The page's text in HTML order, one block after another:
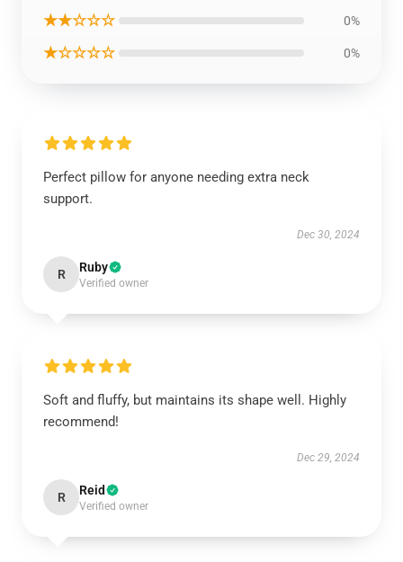
★★☆☆☆ 0%
★☆☆☆☆ 0%
Perfect pillow for anyone needing extra neck
support.
Dec 30, 2024
R Ruby
Verified owner
Soft and fluffy, but maintains its shape well. Highly
recommend!
Dec 29, 2024
R Reid
Verified owner